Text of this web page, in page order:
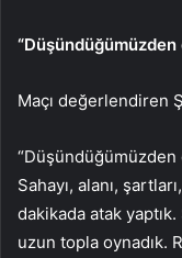
Maçı değerlendiren
“Düşündüğümüzden
Sahayı, alanı,
dakikada atak
uzun topla oynadık.